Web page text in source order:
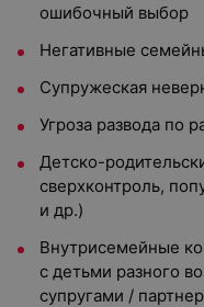
ошибочный выбор
Негативные
Супружеская
Угроза развода по
Детско-
сверхконтроль,
и др.)
Внутрисемейные
с детьми разного
супругами /